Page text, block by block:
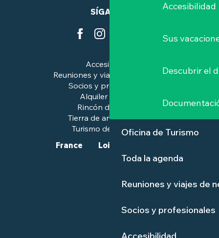
Accesibilidad
Sus
Descubrir el
Oficina de Turismo
Toda la agenda
Reuniones y viajes de
Socios y profesionales
SÍGANOS
Accesibilidad
Reuniones y viajes de negocios
Socios y profesionales
Alquiler de salas
Rincón de prensa
Tierra de arte e historia
Turismo de calidad™.
France
Loire-Atlantique